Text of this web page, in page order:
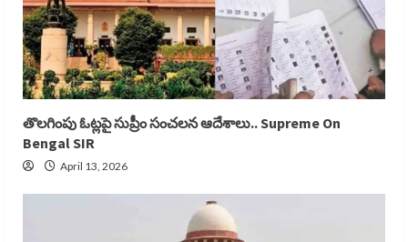
తొలగింపు ఓట్లపై సుప్రీం సంచలన ఆదేశాలు.. Supreme On
Bengal SIR
April 13, 2026